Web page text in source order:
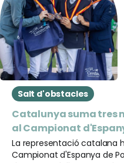
Salt d'obstacles
Catalunya suma tres
al Campionat
La representació catalana
Campionat d'Espanya de